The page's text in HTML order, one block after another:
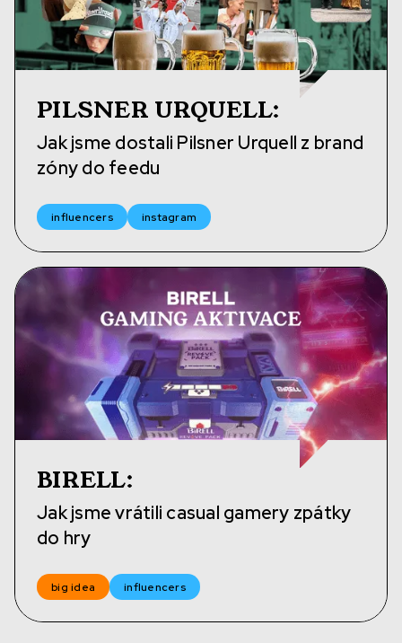
PILSNER URQUELL:
Jak jsme dostali Pilsner Urquell z brand
zóny do feedu
influencers instagram
BIRELL:
Jak jsme vrátili casual gamery zpátky
do hry
big idea influencers